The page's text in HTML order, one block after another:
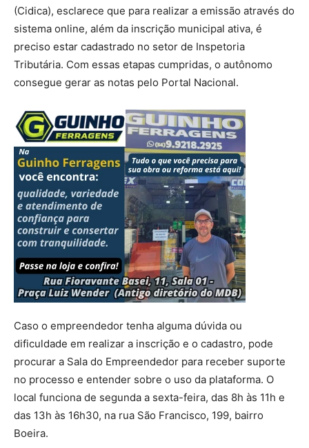
(Cidica), esclarece que para realizar a emissão através do
sistema online, além da inscrição municipal ativa, é
preciso estar cadastrado no setor de Inspetoria
Tributária. Com essas etapas cumpridas, o autônomo
consegue gerar as notas pelo Portal Nacional.
Caso o empreendedor tenha alguma dúvida ou
dificuldade em realizar a inscrição e o cadastro, pode
procurar a Sala do Empreendedor para receber suporte
no processo e entender sobre o uso da plataforma. O
local funciona de segunda a sexta-feira, das 8h às 11h e
das 13h às 16h30, na rua São Francisco, 199, bairro
Boeira.